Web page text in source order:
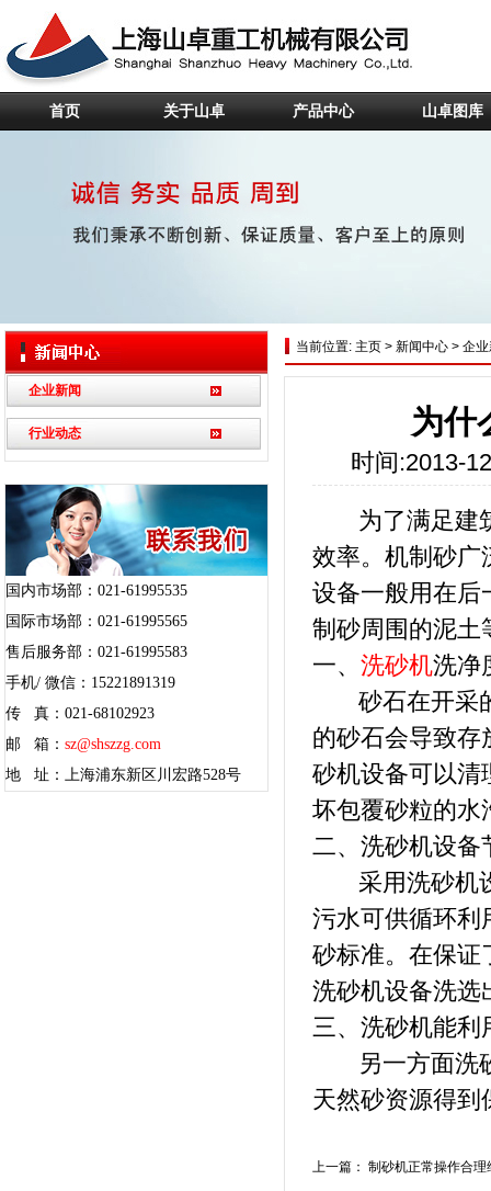
首页 关于山卓 产品中心 山卓图库
企业新闻
行业动态
国内市场部：021-61995535
国际市场部：021-61995565
售后服务部：021-61995583
手机/ 微信：15221891319
传 真：021-68102923
邮 箱： sz@shszzg.com
地 址：上海浦东新区川宏路528号
当前位置: 主页 > 新闻中心 > 企
为什
时间:2013-
为了满足建筑
效率。机制砂广
设备一般用在后
制砂周围的泥土
一、 洗砂机洗净
砂石在开采的
的砂石会导致存
砂机设备可以清
坏包覆砂粒的水
二、洗砂机设备
采用洗砂机设
污水可供循环利
砂标准。在保证
洗砂机设备洗选
三、洗砂机能利
另一方面洗砂
天然砂资源得到
上一篇： 制砂机正常操作合